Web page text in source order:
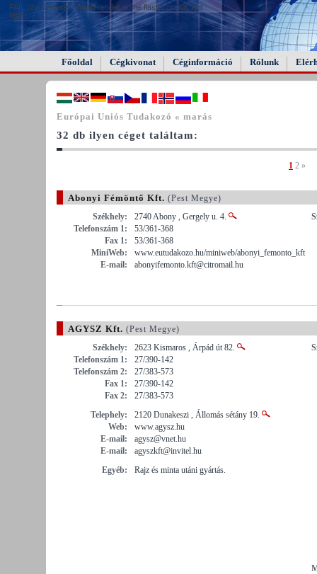
FAIL (the browser should render some flash content, not
this).
Főoldal Cégkivonat Céginformáció Rólunk
Európai Uniós Tudakozó « marás
32 db ilyen céget találtam:
1 2 »
Abonyi Fémöntő Kft. (Pest Megye)
Székhely:
2740 Abony , Gergely u. 4.
Telefonszám 1:
53/361-368
Fax 1:
53/361-368
MiniWeb:
www.eutudakozo.hu/miniweb/abonyi_femonto_kft
E-mail:
abonyifemonto.kft@citromail.hu
AGYSZ Kft. (Pest Megye)
Székhely:
2623 Kismaros , Árpád út 82.
Telefonszám 1:
27/390-142
Telefonszám 2:
27/383-573
Fax 1:
27/390-142
Fax 2:
27/383-573
Telephely:
2120 Dunakeszi , Állomás sétány 19.
Web:
www.agysz.hu
E-mail:
agysz@vnet.hu
E-mail:
agyszkft@invitel.hu
Egyéb:
Rajz és minta utáni gyártás.